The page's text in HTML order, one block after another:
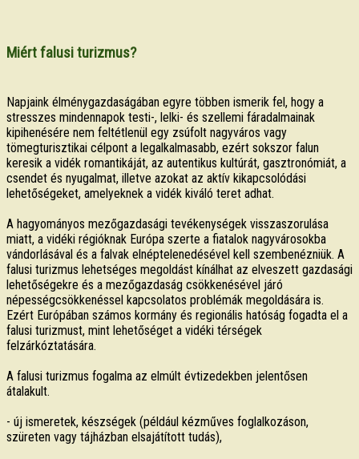
Miért falusi turizmus?
Napjaink élménygazdaságában egyre többen ismerik fel, hogy a
stresszes mindennapok testi-, lelki- és szellemi fáradalmainak
kipihenésére nem feltétlenül egy zsúfolt nagyváros vagy
tömegturisztikai célpont a legalkalmasabb, ezért sokszor falun
keresik a vidék romantikáját, az autentikus kultúrát, gasztronómiát, a
csendet és nyugalmat, illetve azokat az aktív kikapcsolódási
lehetőségeket, amelyeknek a vidék kiváló teret adhat.
A hagyományos mezőgazdasági tevékenységek visszaszorulása
miatt, a vidéki régióknak Európa szerte a fiatalok nagyvárosokba
vándorlásával és a falvak elnéptelenedésével kell szembenézniük. A
falusi turizmus lehetséges megoldást kínálhat az elveszett gazdasági
lehetőségekre és a mezőgazdaság csökkenésével járó
népességcsökkenéssel kapcsolatos problémák megoldására is.
Ezért Európában számos kormány és regionális hatóság fogadta el a
falusi turizmust, mint lehetőséget a vidéki térségek
felzárkóztatására.
A falusi turizmus fogalma az elmúlt évtizedekben jelentősen
átalakult.
- új ismeretek, készségek (például kézműves foglalkozáson,
szüreten vagy tájházban elsajátított tudás),